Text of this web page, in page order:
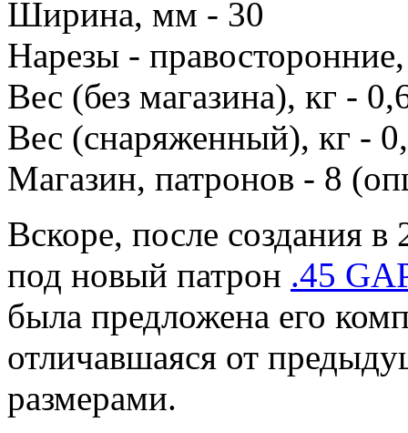
Ширина, мм - 30
Нарезы -
Вес (без магазина), кг -
Вес (снаряженный), кг -
Магазин, патронов - 8
Вскоре, после создания в
под новый патрон .45
была предложена его
отличавшаяся от
размерами.